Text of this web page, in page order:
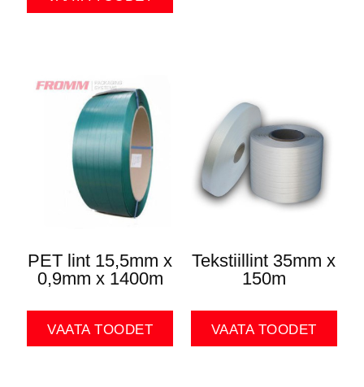
PET lint 15,5mm x
0,9mm x 1400m
VAATA TOODET
Tekstiillint 35mm x
150m
VAATA TOODET